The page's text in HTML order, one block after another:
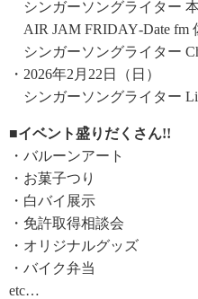
シンガーソングライター
AIR JAM FRIDAY‐Date fm
シンガーソングライター
・2026年2月22日（日）
シンガーソングライター
■イベント盛りだくさん!!
・バルーンアート
・お菓子つり
・白バイ展示
・免許取得相談会
・オリジナルグッズ
・バイク弁当
etc…